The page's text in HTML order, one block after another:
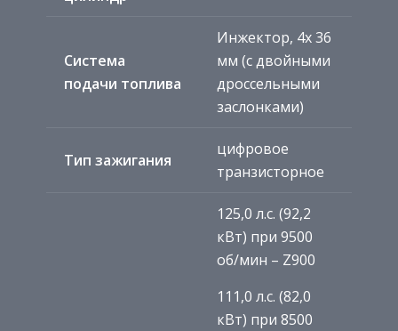
Система
подачи топлива
Инжектор, 4x 36
мм (с двойными
дроссельными
заслонками)
Тип зажигания
цифровое
транзисторное
125,0 л.с. (92,2
кВт) при 9500
об/мин – Z900
111,0 л.с. (82,0
кВт) при 8500